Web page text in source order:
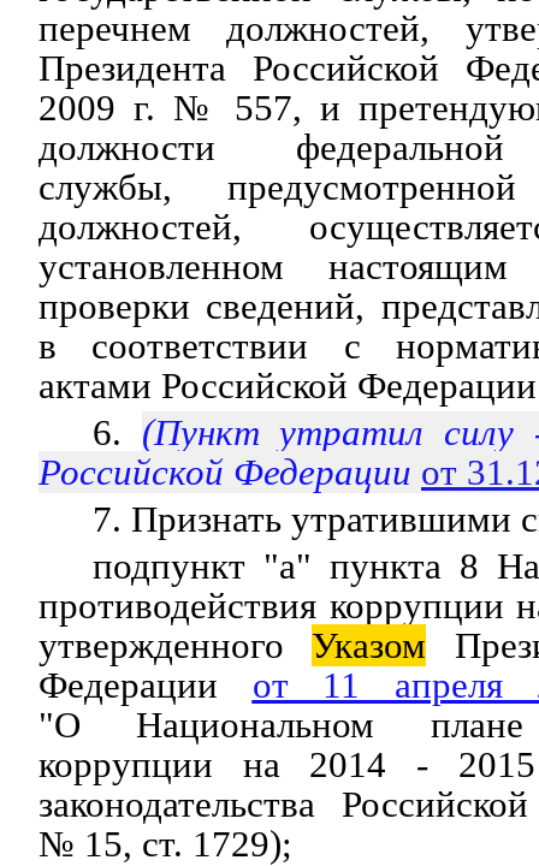
перечнем должностей,
Президента Российской
2009 г. № 557, и
должности федеральной
службы,
должностей,
установленном
проверки сведений,
в соответствии с
актами Российской
6. (Пункт утратил
Российской Федерации от
7. Признать утратившими
подпункт "а" пункта 8
противодействия коррупции
утвержденного Указом
Федерации от 11
"О Национальном плане
коррупции на 2014 -
законодательства
№ 15, ст. 1729);